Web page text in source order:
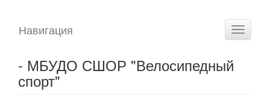
Toggle
Навигация
- МБУДО СШОР "Велосипедный
спорт"